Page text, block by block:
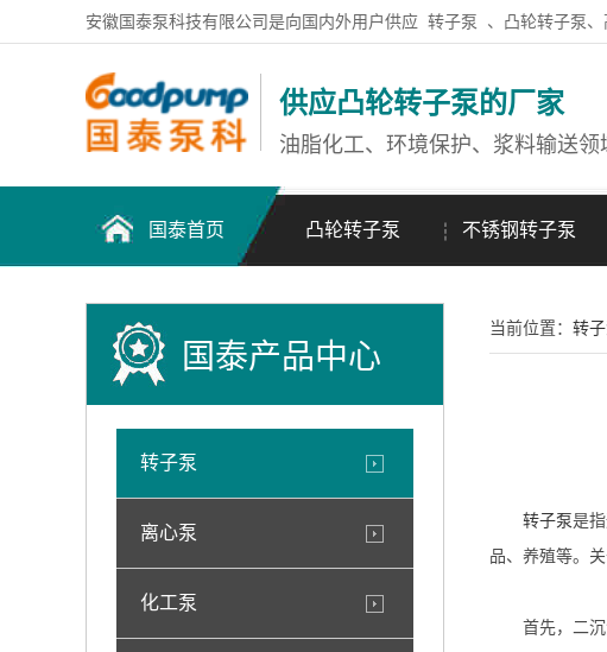
安徽国泰泵科技有限公司是向国内外用户供应 转子泵 、凸轮转子泵
供应凸轮转子泵的厂家
油脂化工、环境保护、浆料输送领
国泰首页 凸轮转子泵 不锈钢转子泵
国泰产品中心
转子泵
离心泵
化工泵
当前位置： 转
转子泵是
品、养殖等。
首先，二沉池